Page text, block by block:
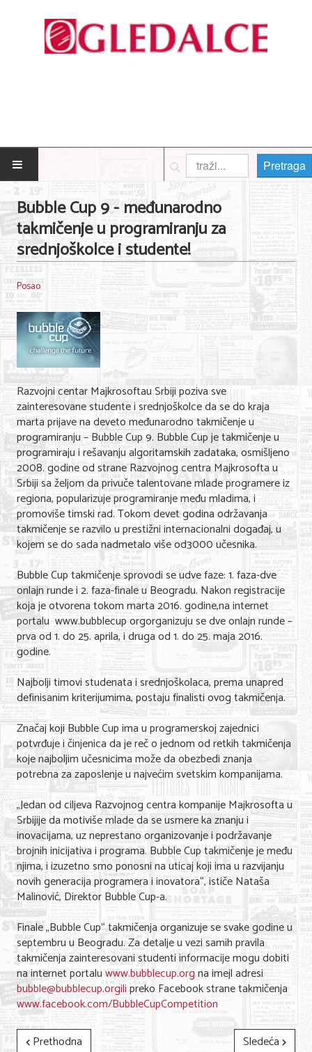
POČETNA
Posao
Usluge
Nega lica i tela
Shopping
Sve za venčanje
Sve za decu
Gastronomija
Kuća i bašta
Zdravlje i medicina
Sport i rekreacija
Hobi i razonoda
ADRESAR
Posao
Usluge
Nega lica i tela
Shopping
Sve za venčanje
Sve za decu
Kuća i bašta
Gastronomija
Sport i rekreacija
Zdravlje i medicina
Hobi i razonoda
UPIS FIRMI
MARKETING
KONTAKT
O NAMA
Pretraga
Bubble Cup 9 - međunarodno
takmičenje u programiranju za
srednjoškolce i studente!
Posao
Razvojni centar Majkrosoftau Srbiji poziva sve
zainteresovane studente i srednjoškolce da se do kraja
marta prijave na deveto međunarodno takmičenje u
programiranju – Bubble Cup 9. Bubble Cup je takmičenje u
programiraju i rešavanju algoritamskih zadataka, osmišljeno
2008. godine od strane Razvojnog centra Majkrosofta u
Srbiji sa željom da privuče talentovane mlade programere iz
regiona, popularizuje programiranje među mladima, i
promoviše timski rad. Tokom devet godina održavanja
takmičenje se razvilo u prestižni internacionalni događaj, u
kojem se do sada nadmetalo više od3000 učesnika.
Bubble Cup takmičenje sprovodi se udve faze: 1. faza-dve
onlajn runde i 2. faza-finale u Beogradu. Nakon registracije
koja je otvorena tokom marta 2016. godine,na internet
portalu www.bubblecup orgorganizuju se dve onlajn runde –
prva od 1. do 25. aprila, i druga od 1. do 25. maja 2016.
godine.
Najbolji timovi studenata i srednjoškolaca, prema unapred
definisanim kriterijumima, postaju finalisti ovog takmičenja.
Značaj koji Bubble Cup ima u programerskoj zajednici
potvrđuje i činjenica da je reč o jednom od retkih takmičenja
koje najboljim učesnicima može da obezbedi znanja
potrebna za zaposlenje u najvećim svetskim kompanijama.
„Jedan od ciljeva Razvojnog centra kompanije Majkrosofta u
Srbijije da motiviše mlade da se usmere ka znanju i
inovacijama, uz neprestano organizovanje i podržavanje
brojnih inicijativa i programa. Bubble Cup takmičenje je među
njima, i izuzetno smo ponosni na uticaj koji ima u razvijanju
novih generacija programera i inovatora“, ističe Nataša
Malinović, Direktor Bubble Cup-a.
Finale „Bubble Cup“ takmičenja organizuje se svake godine u
septembru u Beogradu. Za detalje u vezi samih pravila
takmičenja zainteresovani studenti informacije mogu dobiti
na internet portaluwww.bubblecup.orgna imejl adresi
bubble@bubblecup.orgilipreko Facebook strane takmičenja
www.facebook.com/BubbleCupCompetition
Prethodna
Sledeća